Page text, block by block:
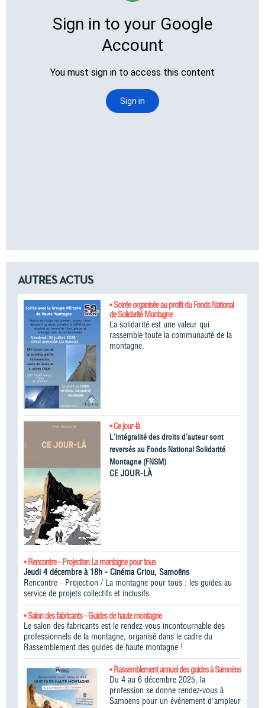
AUTRES ACTUS
• Soirée organisée au profit du Fonds National
de Solidarité Montagne
La solidarité est une valeur qui
rassemble toute la communauté de la
montagne.
• Ce jour-là
L'intégralité des droits d'auteur sont
reversés au Fonds National Solidarité
Montagne (FNSM)
CE JOUR-LÀ
• Rencontre - Projection La montagne pour tous
Jeudi 4 décembre à 18h - Cinéma Criou, Samoëns
Rencontre - Projection / La montagne pour tous : les guides au
service de projets collectifs et inclusifs
• Salon des fabricants - Guides de haute montagne
Le salon des fabricants est le rendez-vous incontournable des
professionnels de la montagne, organisé dans le cadre du
Rassemblement des guides de haute montagne !​
• Rassemblement annuel des guides à Samoëns
Du 4 au 6 décembre 2025, la
profession se donne rendez-vous à
Samoëns pour un événement d'ampleur